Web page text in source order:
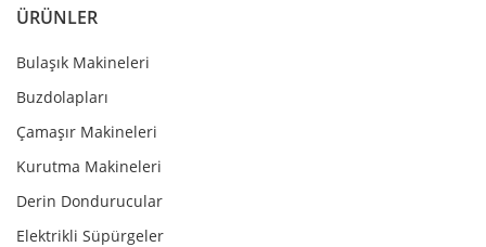
ÜRÜNLER
Bulaşık Makineleri
Buzdolapları
Çamaşır Makineleri
Kurutma Makineleri
Derin Dondurucular
Elektrikli Süpürgeler